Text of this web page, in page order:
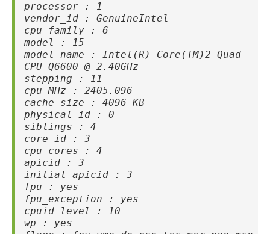
processor : 1
vendor_id : GenuineIntel
cpu family : 6
model : 15
model name : Intel(R) Core(TM)2 Quad
CPU Q6600 @ 2.40GHz
stepping : 11
cpu MHz : 2405.096
cache size : 4096 KB
physical id : 0
siblings : 4
core id : 3
cpu cores : 4
apicid : 3
initial apicid : 3
fpu : yes
fpu_exception : yes
cpuid level : 10
wp : yes